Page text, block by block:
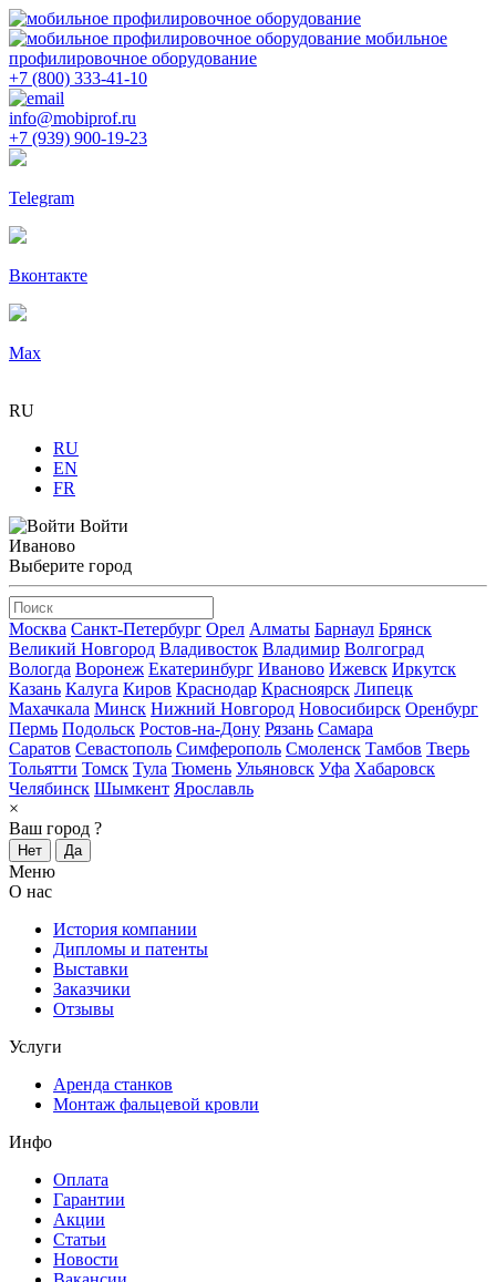
мобильное
профилировочное оборудование
+7 (800) 333-41-10
info@mobiprof.ru
+7 (939) 900-19-23
Telegram
Вконтакте
Max
RU
RU
EN
FR
Войти
Иваново
Выберите город
Москва Санкт-Петербург Орел Алматы Барнаул Брянск
Великий Новгород Владивосток Владимир Волгоград
Вологда Воронеж Екатеринбург Иваново Ижевск Иркутск
Казань Калуга Киров Краснодар Красноярск Липецк
Махачкала Минск Нижний Новгород Новосибирск Оренбург
Пермь Подольск Ростов-на-Дону Рязань Самара
Саратов Севастополь Симферополь Смоленск Тамбов Тверь
Тольятти Томск Тула Тюмень Ульяновск Уфа Хабаровск
Челябинск Шымкент Ярославль
×
Ваш город ?
Нет Да
Меню
О нас
История компании
Дипломы и патенты
Выставки
Заказчики
Отзывы
Услуги
Аренда станков
Монтаж фальцевой кровли
Инфо
Оплата
Гарантии
Акции
Статьи
Новости